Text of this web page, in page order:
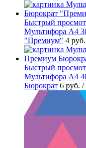
Быстрый
Мультифора А4
"Премиум" 4 руб.
Быстрый
Мультифора А4
Бюрократ 6 руб. /